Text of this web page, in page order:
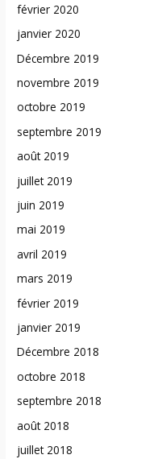
février 2020
janvier 2020
Décembre 2019
novembre 2019
octobre 2019
septembre 2019
août 2019
juillet 2019
juin 2019
mai 2019
avril 2019
mars 2019
février 2019
janvier 2019
Décembre 2018
octobre 2018
septembre 2018
août 2018
juillet 2018